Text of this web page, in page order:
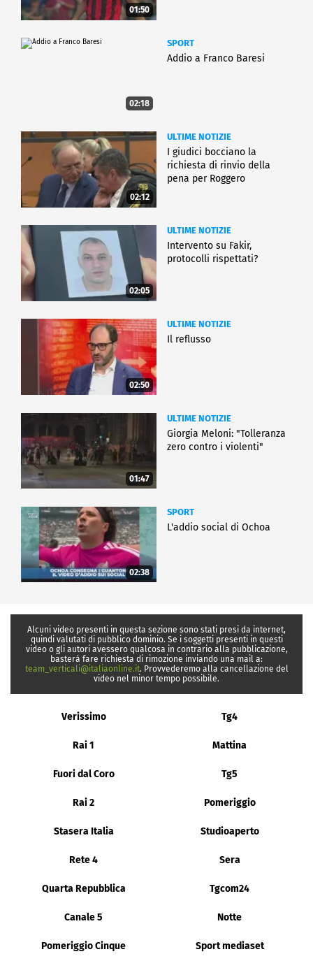
01:50
02:18
SPORT
Addio a Franco Baresi
02:12
ULTIME NOTIZIE
I giudici bocciano la
richiesta di rinvio della
pena per Roggero
02:05
ULTIME NOTIZIE
Intervento su Fakir,
protocolli rispettati?
02:50
ULTIME NOTIZIE
Il reflusso
01:47
ULTIME NOTIZIE
Giorgia Meloni: "Tolleranza
zero contro i violenti"
02:38
SPORT
L'addio social di Ochoa
Alcuni video presenti in questa sezione sono stati presi da internet,
quindi valutati di pubblico dominio. Se i soggetti presenti in questi
video o gli autori avessero qualcosa in contrario alla pubblicazione,
basterà fare richiesta di rimozione inviando una mail a:
team_verticali@italiaonline.it. Provvederemo alla cancellazione del
video nel minor tempo possibile.
Verissimo Tg4
Rai 1 Mattina
Fuori dal Coro Tg5
Rai 2 Pomeriggio
Stasera Italia Studioaperto
Rete 4 Sera
Quarta Repubblica Tgcom24
Canale 5 Notte
Pomeriggio Cinque Sport mediaset